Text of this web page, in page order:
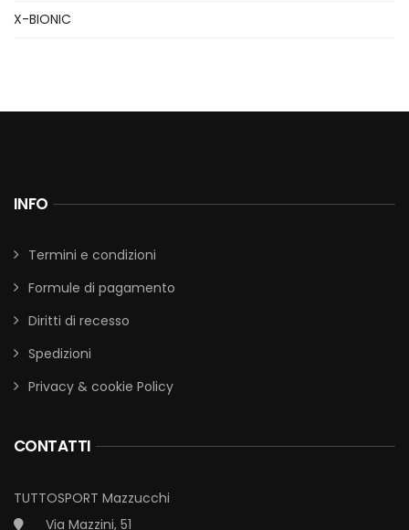
X-BIONIC
INFO
Termini e condizioni
Formule di pagamento
Diritti di recesso
Spedizioni
Privacy & cookie Policy
CONTATTI
TUTTOSPORT Mazzucchi
Via Mazzini, 51